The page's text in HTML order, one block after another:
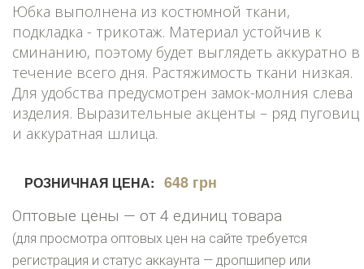
Юбка выполнена из костюмной ткани,
подкладка - трикотаж. Материал устойчив к
сминанию, поэтому будет выглядеть аккуратно в
течение всего дня. Растяжимость ткани низкая.
Для удобства предусмотрен замок-молния слева
изделия. Выразительные акценты – ряд пуговиц
и аккуратная шлица.
РОЗНИЧНАЯ ЦЕНА: 648 грн
Оптовые цены — от 4 единиц товара
(для просмотра оптовых цен на сайте требуется
регистрация и статус аккаунта — дропшипер или